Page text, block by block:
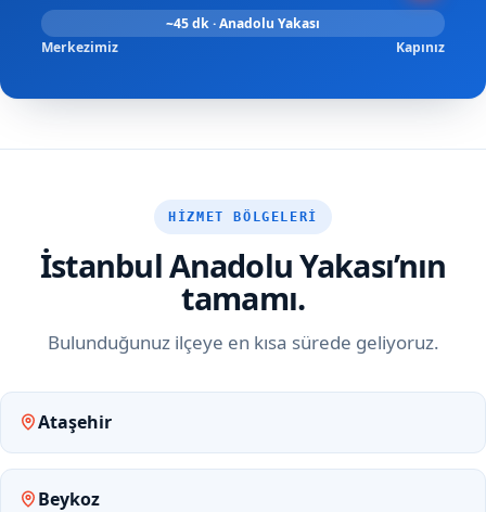
Merkezimiz
~45 dk · Anadolu Yakası
Kapınız
HIZMET BÖLGELERI
İstanbul Anadolu Yakası’nın
tamamı.
Bulunduğunuz ilçeye en kısa sürede geliyoruz.
Ataşehir
Beykoz